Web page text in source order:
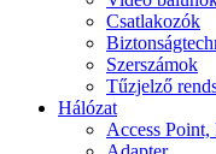
Csatlakozók
Szerszámok
Tűzjelző
Hálózat
Access Point,